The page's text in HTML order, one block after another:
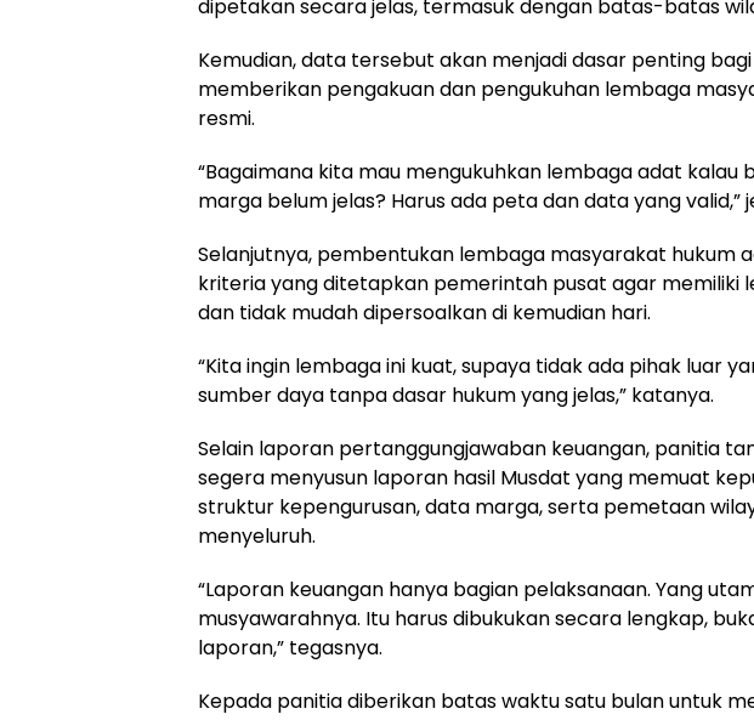
dipetakan secara jelas, termasuk dengan batas-batas
Kemudian, data tersebut akan menjadi dasar penting
memberikan pengakuan dan pengukuhan lembaga
resmi.
“Bagaimana kita mau mengukuhkan lembaga adat kalau
marga belum jelas? Harus ada peta dan data yang valid,”
Selanjutnya, pembentukan lembaga masyarakat hukum
kriteria yang ditetapkan pemerintah pusat agar memiliki
dan tidak mudah dipersoalkan di kemudian hari.
“Kita ingin lembaga ini kuat, supaya tidak ada pihak luar
sumber daya tanpa dasar hukum yang jelas,” katanya.
Selain laporan pertanggungjawaban keuangan, panitia
segera menyusun laporan hasil Musdat yang memuat
struktur kepengurusan, data marga, serta pemetaan
menyeluruh.
“Laporan keuangan hanya bagian pelaksanaan. Yang
musyawarahnya. Itu harus dibukukan secara lengkap,
laporan,” tegasnya.
Kepada panitia diberikan batas waktu satu bulan untuk